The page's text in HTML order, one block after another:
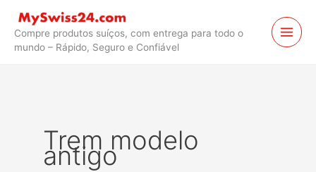
para
conteúdo
Compre produtos suíços, com entrega para todo o
mundo – Rápido, Seguro e Confiável
Trem modelo
antigo